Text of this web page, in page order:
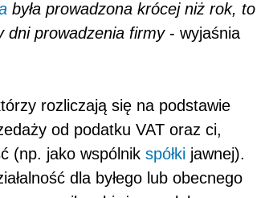
była prowadzona krócej niż rok, to
dni prowadzenia firmy- wyjaśnia
rozliczają się na podstawie
od podatku VAT oraz ci,
(np. jako wspólnik spółki jawnej).
dla byłego lub obecnego